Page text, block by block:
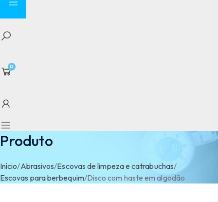
0
Produto
Início/Abrasivos/Escovas de limpeza e catrabuchas/
Escovas para berbequim/Disco com haste em algodão